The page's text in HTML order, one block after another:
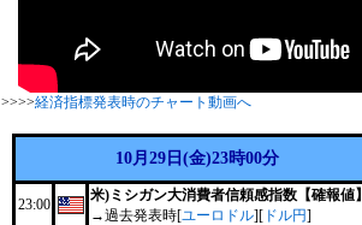
>>>>経済指標発表時のチャート動画へ
10月29日(金)23時00分
23:00
米)ミシガン大消費者信頼感指数【確報値】
→過去発表時[ユーロドル][ ドル円]